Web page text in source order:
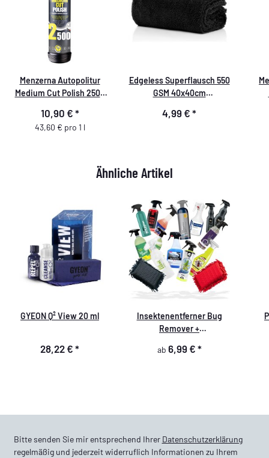
Menzerna Autopolitur
Medium Cut Polish 2500
10,90 € *
43,60 € pro 1 l
Edgeless Superflausch 550
GSM 40x40cm
4,99 € *
Ähnliche Artikel
GYEON Q² View 20 ml
28,22 € *
Insektenentferner Bug
Remover +
ab 6,99 € *
Bitte senden Sie mir entsprechend Ihrer Datenschutzerklärung
regelmäßig und jederzeit widerruflich Informationen zu Ihrem